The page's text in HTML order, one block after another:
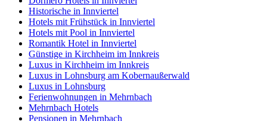
Historische in Innviertel
Hotels mit Frühstück in Innviertel
Hotels mit Pool in Innviertel
Romantik Hotel in Innviertel
Günstige in Kirchheim im Innkreis
Luxus in Kirchheim im Innkreis
Luxus in Lohnsburg am Kobernaußerwald
Luxus in Lohnsburg
Ferienwohnungen in Mehrnbach
Mehrnbach Hotels
Pensionen in Mehrnbach